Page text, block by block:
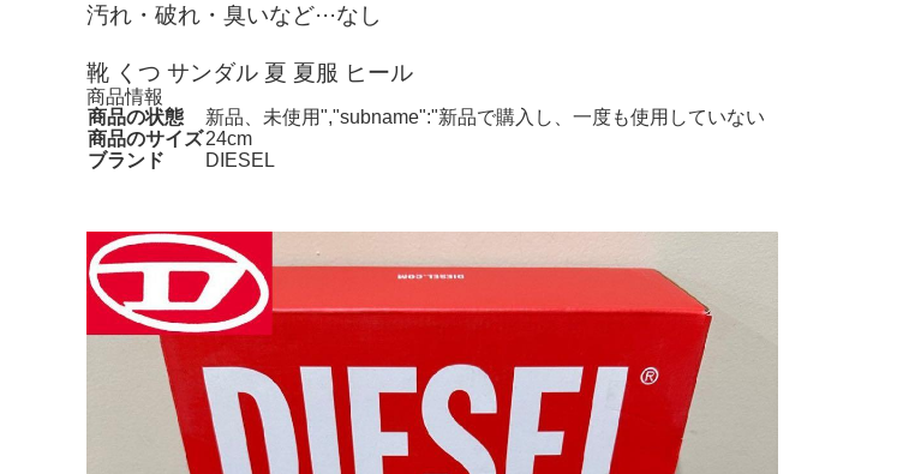
汚れ・破れ・臭いなど···なし
靴 くつ サンダル 夏 夏服 ヒール
商品情報
商品の状態
新品、未使用","subname":"新品で購入し、一度も使用していない
商品のサイズ24cm
ブランド
DIESEL